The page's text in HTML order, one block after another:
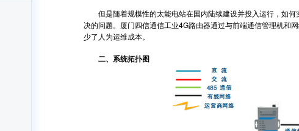
但是随着规模性的太能电站在国内陆续建设并投入运行，如何
决的问题。厦门四信通信工业4G路由器通过与前端通信管理机和
少了人为运维成本。
二、系统拓扑图